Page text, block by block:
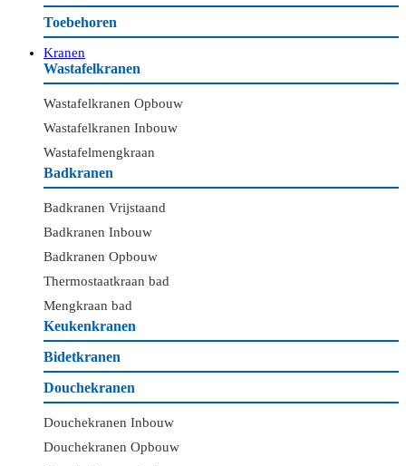
Toebehoren
Kranen
Wastafelkranen
Wastafelkranen Opbouw
Wastafelkranen Inbouw
Wastafelmengkraan
Badkranen
Badkranen Vrijstaand
Badkranen Inbouw
Badkranen Opbouw
Thermostaatkraan bad
Mengkraan bad
Keukenkranen
Bidetkranen
Douchekranen
Douchekranen Inbouw
Douchekranen Opbouw